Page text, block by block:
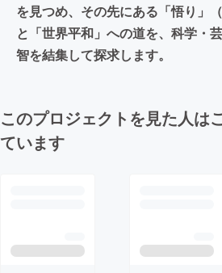
を見つめ、その先にある「悟り」
と「世界平和」への道を、科学・
智を結集して探求します。
このプロジェクトを見た人は
ています